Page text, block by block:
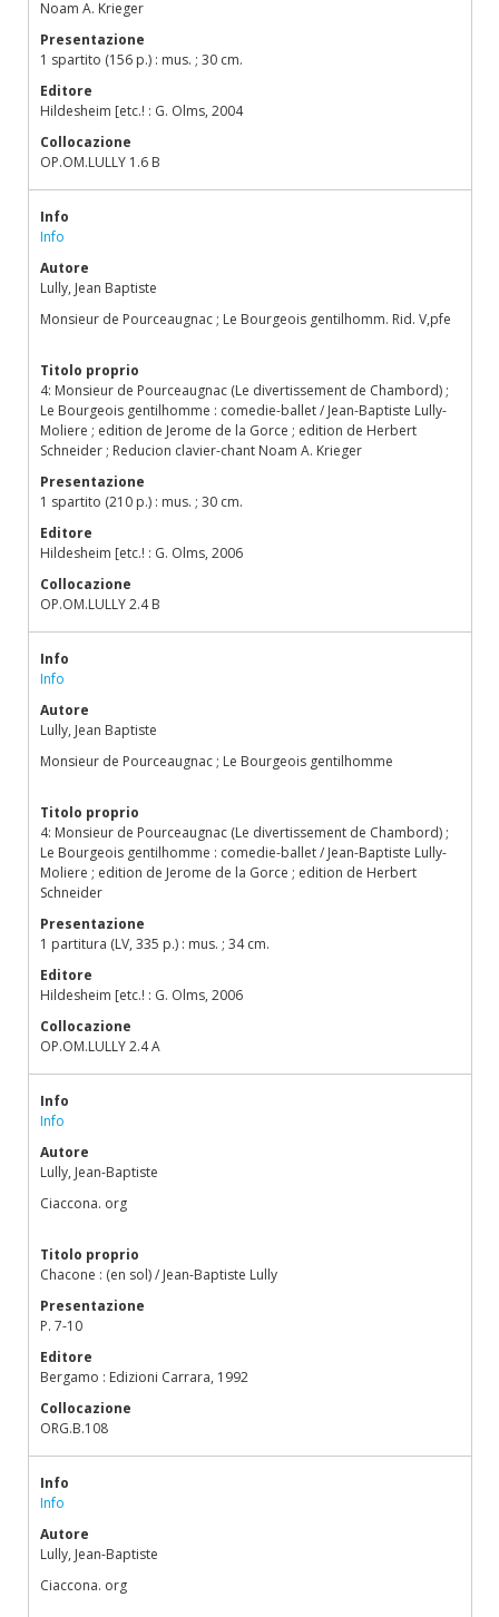
Noam A. Krieger
Presentazione
1 spartito (156 p.) : mus. ; 30 cm.
Editore
Hildesheim [etc.! : G. Olms, 2004
Collocazione
OP.OM.LULLY 1.6 B
Info
Info
Autore
Lully, Jean Baptiste
Monsieur de Pourceaugnac ; Le Bourgeois gentilhomm. Rid. V,pfe
Titolo proprio
4: Monsieur de Pourceaugnac (Le divertissement de Chambord) ;
Le Bourgeois gentilhomme : comedie-ballet / Jean-Baptiste Lully-
Moliere ; edition de Jerome de la Gorce ; edition de Herbert
Schneider ; Reducion clavier-chant Noam A. Krieger
Presentazione
1 spartito (210 p.) : mus. ; 30 cm.
Editore
Hildesheim [etc.! : G. Olms, 2006
Collocazione
OP.OM.LULLY 2.4 B
Info
Info
Autore
Lully, Jean Baptiste
Monsieur de Pourceaugnac ; Le Bourgeois gentilhomme
Titolo proprio
4: Monsieur de Pourceaugnac (Le divertissement de Chambord) ;
Le Bourgeois gentilhomme : comedie-ballet / Jean-Baptiste Lully-
Moliere ; edition de Jerome de la Gorce ; edition de Herbert
Schneider
Presentazione
1 partitura (LV, 335 p.) : mus. ; 34 cm.
Editore
Hildesheim [etc.! : G. Olms, 2006
Collocazione
OP.OM.LULLY 2.4 A
Info
Info
Autore
Lully, Jean-Baptiste
Ciaccona. org
Titolo proprio
Chacone : (en sol) / Jean-Baptiste Lully
Presentazione
P. 7-10
Editore
Bergamo : Edizioni Carrara, 1992
Collocazione
ORG.B.108
Info
Info
Autore
Lully, Jean-Baptiste
Ciaccona. org